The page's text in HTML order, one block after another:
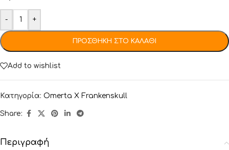
- +
ΠΡΟΣΘΉΚΗ ΣΤΟ ΚΑΛΆΘΙ
Add to wishlist
Κατηγορία: Omerta X Frankenskull
Share:
Περιγραφή